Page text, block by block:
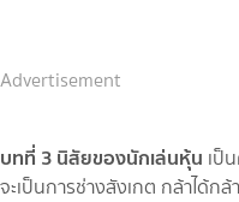
Advertisement
บทที่ 3 นิสัยของนักเล่นหุ้น เป็
จะเป็นการช่างสังเกต กล้าได้ก